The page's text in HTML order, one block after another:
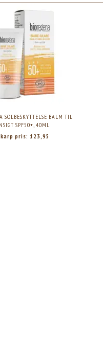
SOLBESKYTTELSE BALM TIL
SPF50+, 40ML.
pris: 123,95